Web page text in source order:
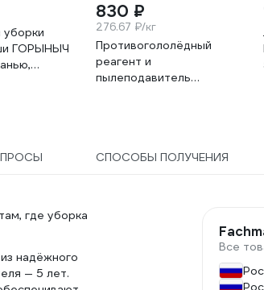
ГОРЫНЫЧ
ручка,
830 ₽
276.67 ₽/кг
Противогололёдный
реагент и
пылеподавитель
магрефит-3
СПОСОБЫ ПОЛУЧЕНИЯ
где уборка
надёжного
— 5 лет.
Все